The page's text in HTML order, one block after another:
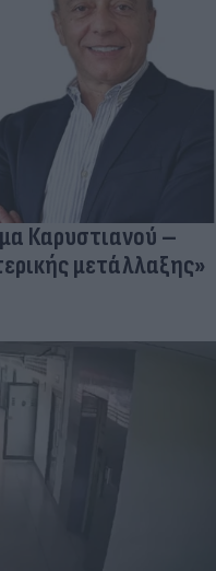
Καρυστιανού –
μετάλλαξης»